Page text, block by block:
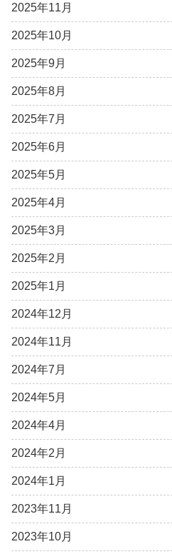
2025年11月
2025年10月
2025年9月
2025年8月
2025年7月
2025年6月
2025年5月
2025年4月
2025年3月
2025年2月
2025年1月
2024年12月
2024年11月
2024年7月
2024年5月
2024年4月
2024年2月
2024年1月
2023年11月
2023年10月